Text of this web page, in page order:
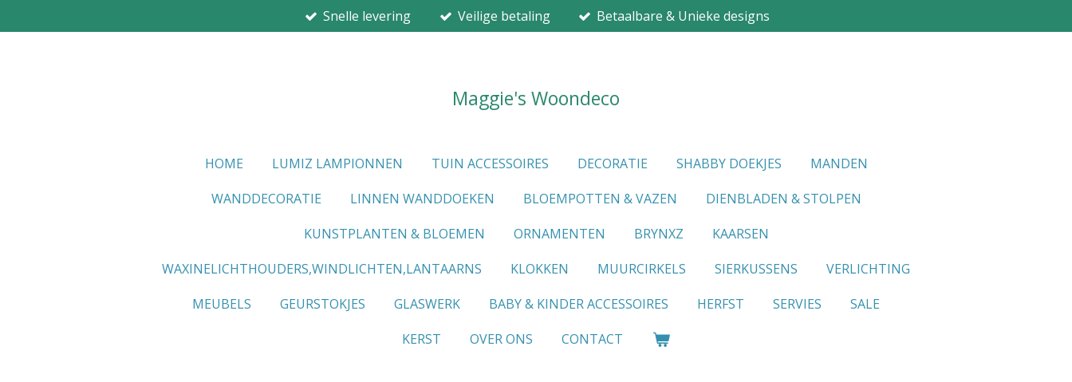
direct
Snelle levering Veilige betaling Betaalbare & Unieke designs
Maggie's Woondeco
HOME LUMIZ LAMPIONNEN TUIN ACCESSOIRES DECORATIE SHABBY DOEKJES
MANDEN
WANDDECORATIE
LINNEN WANDDOEKEN BLOEMPOTTEN & VAZEN
DIENBLADEN & STOLPEN
KUNSTPLANTEN & BLOEMEN
ORNAMENTEN BRYNXZ
KAARSEN
WAXINELICHTHOUDERS,WINDLICHTEN,LANTAARNS
KLOKKEN MUURCIRKELS SIERKUSSENS
VERLICHTING
MEUBELS
GEURSTOKJES GLASWERK BABY & KINDER ACCESSOIRES HERFST SERVIES
SALE
KERST
OVER ONS CONTACT